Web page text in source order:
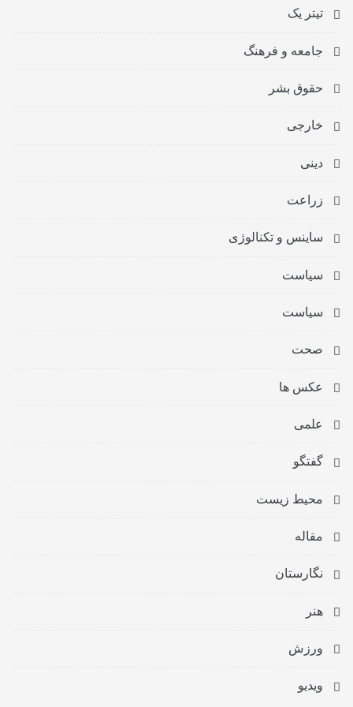
تیتر یک
جامعه و فرهنگ
حقوق بشر
خارجی
دینی
زراعت
ساینس و تکنالوژی
سیاست
سیاست
صحت
عکس ها
علمی
گفتگو
محیط زیست
مقاله
نگارستان
هنر
ورزش
ویدیو